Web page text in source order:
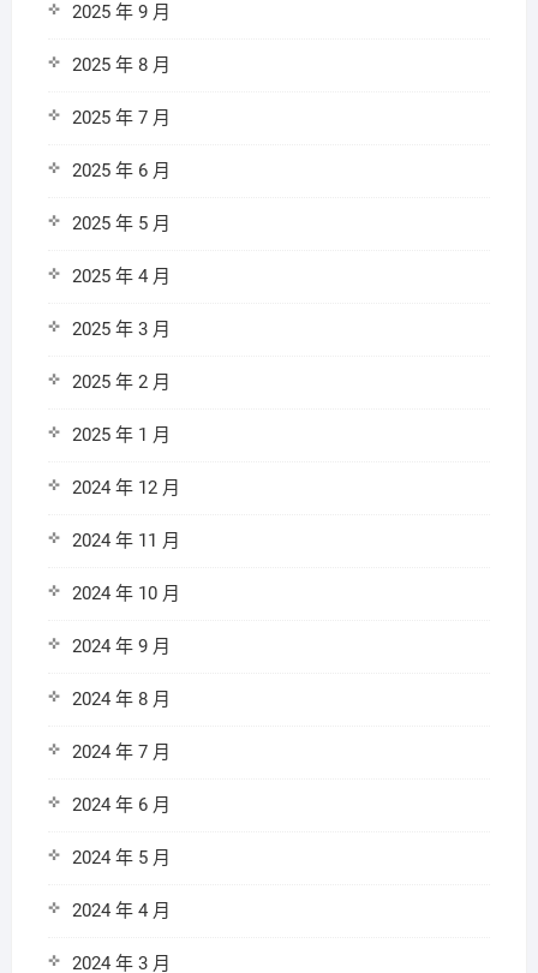
2025 年 9 月
2025 年 8 月
2025 年 7 月
2025 年 6 月
2025 年 5 月
2025 年 4 月
2025 年 3 月
2025 年 2 月
2025 年 1 月
2024 年 12 月
2024 年 11 月
2024 年 10 月
2024 年 9 月
2024 年 8 月
2024 年 7 月
2024 年 6 月
2024 年 5 月
2024 年 4 月
2024 年 3 月